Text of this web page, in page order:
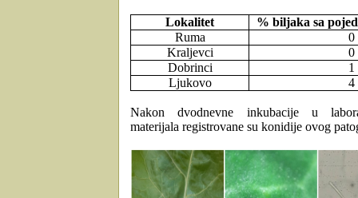
Lokalitet
% biljaka sa
Ruma
0
Kraljevci
0
Dobrinci
1
Ljukovo
4
Nakon dvodnevne inkubacije u
materijala registrovane su konidije ovog